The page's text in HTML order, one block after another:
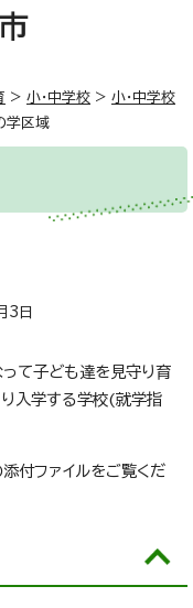
> 小・中学校 > 小・中学校
学区域
3日
って子ども達を見守り育
入学する学校(就学指
付ファイルをご覧くだ